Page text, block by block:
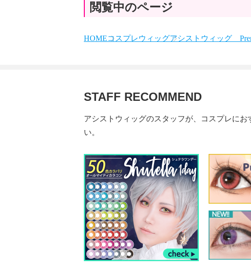
閲覧中のページ
HOMEコスプレウィッグアシストウィッグ
STAFF RECOMMEND
アシストウィッグのスタッフが、コスプレに
い。